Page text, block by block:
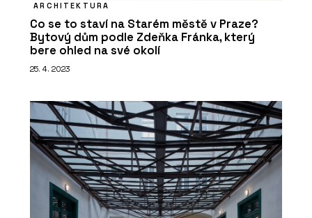
ARCHITEKTURA
Co se to staví na Starém městě v Praze?
Bytový dům podle Zdeňka Fránka, který
bere ohled na své okolí
25. 4. 2023